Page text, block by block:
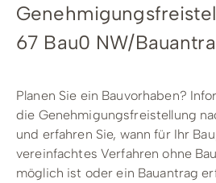
67 Bau0 NW/
Planen Sie ein Bauvorhaben?
die Genehmigungsfreistellung
und erfahren Sie, wann für Ihr
vereinfachtes Verfahren ohne
möglich ist oder ein Bauantrag